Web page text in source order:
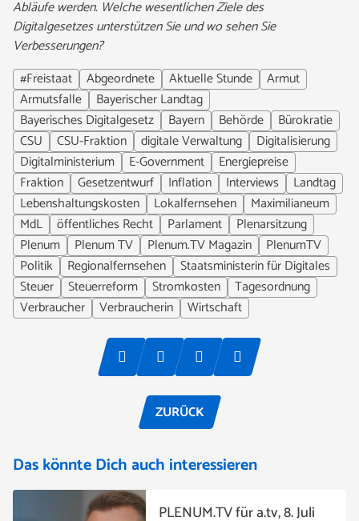
Abläufe werden. Welche wesentlichen Ziele des
Digitalgesetzes unterstützen Sie und wo sehen Sie
Verbesserungen?
#Freistaat
Abgeordnete Aktuelle Stunde
Armut
Armutsfalle
Bayerischer Landtag
Bayerisches Digitalgesetz
Bayern Behörde
Bürokratie
CSU
CSU-Fraktion digitale Verwaltung
Digitalisierung
Digitalministerium
E-Government
Energiepreise
Fraktion
Gesetzentwurf Inflation Interviews
Landtag
Lebenshaltungskosten
Lokalfernsehen
Maximilianeum
MdL
öffentliches Recht Parlament
Plenarsitzung
Plenum
Plenum TV Plenum.TV Magazin
PlenumTV
Politik
Regionalfernsehen
Staatsministerin für Digitales
Steuer
Steuerreform Stromkosten
Tagesordnung
Verbraucher
Verbraucherin Wirtschaft
ZURÜCK
Das könnte Dich auch interessieren
PLENUM.TV für a.tv, 8. Juli